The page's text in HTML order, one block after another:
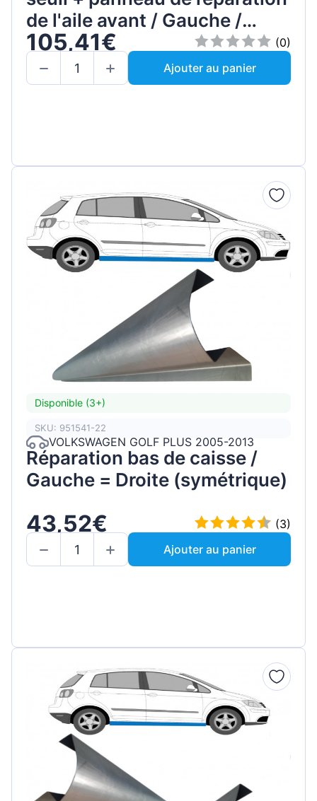
de l'aile avant / Gauche /
Ensemble
105,41€
(0)
Ajouter au panier
Disponible (3+)
SKU: 951541-22
VOLKSWAGEN GOLF PLUS 2005-2013
Réparation bas de caisse /
Gauche = Droite (symétrique)
43,52€
(3)
Ajouter au panier